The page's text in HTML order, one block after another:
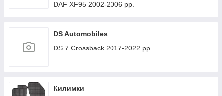
DAF XF95 2002-2006 рр.
DS Automobiles
DS 7 Crossback 2017-2022 рр.
Килимки